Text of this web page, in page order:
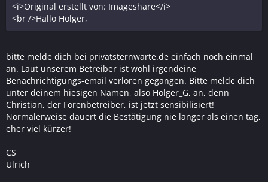
<i>Original erstellt von: Imageshare</i>
<br />Hallo Holger,
bitte melde dich bei privatsternwarte.de einfach noch einmal
an. Laut unserem Betreiber ist wohl irgendeine
Benachrichtigungs-email verloren gegangen. Bitte melde dich
unter deinem hiesigen Namen, also Holger_G, an, denn
Christian, der Forenbetreiber, ist jetzt sensibilisiert!
Normalerweise dauert die Bestätigung nie langer als einen tag,
eher viel kürzer!
CS
Ulrich